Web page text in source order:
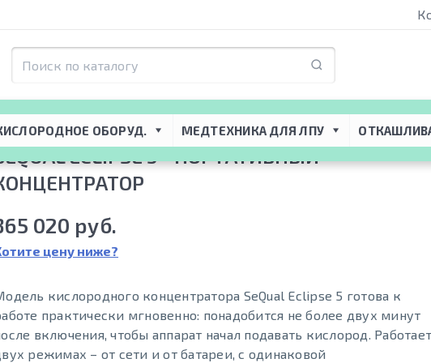
ОБОРУД. МЕДТЕХНИКА ДЛЯ ЛПУ
ECLIPSE 5 - ПОРТАТИВНЫЙ
020 руб.
цену ниже?
кислородного концентратора SeQual Eclipse 5 готова к
практически мгновенно: понадобится не более двух минут
включения, чтобы аппарат начал подавать кислород.
режимах – от сети и от батареи, с одинаковой